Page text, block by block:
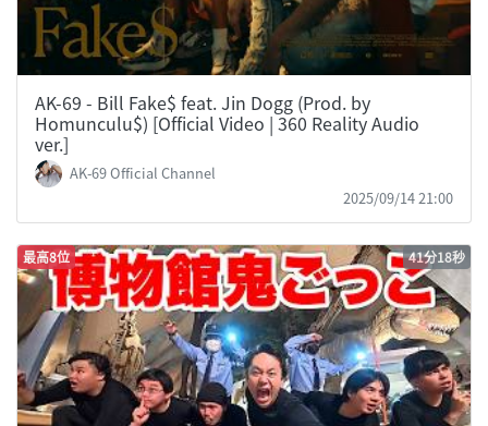
AK-69 - Bill Fake$ feat. Jin Dogg (Prod. by
Homunculu$) [Official Video | 360 Reality Audio
ver.]
AK-69 Official Channel
2025/09/14 21:00
最高8位 41分18秒